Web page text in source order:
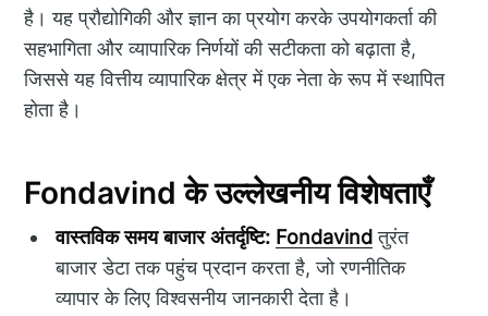
है। यह प्रौद्योगिकी और ज्ञान का प्रयोग करके उपयोगकर्ता की
सहभागिता और व्यापारिक निर्णयों की सटीकता को बढ़ाता है,
जिससे यह वित्तीय व्यापारिक क्षेत्र में एक नेता के रूप में स्थापित
होता है।
Fondavind के उल्लेखनीय विशेषताएँ
वास्तविक समय बाजार अंतर्दृष्टि: Fondavindतुरंत
बाजार डेटा तक पहुंच प्रदान करता है, जो रणनीतिक
व्यापार के लिए विश्वसनीय जानकारी देता है।